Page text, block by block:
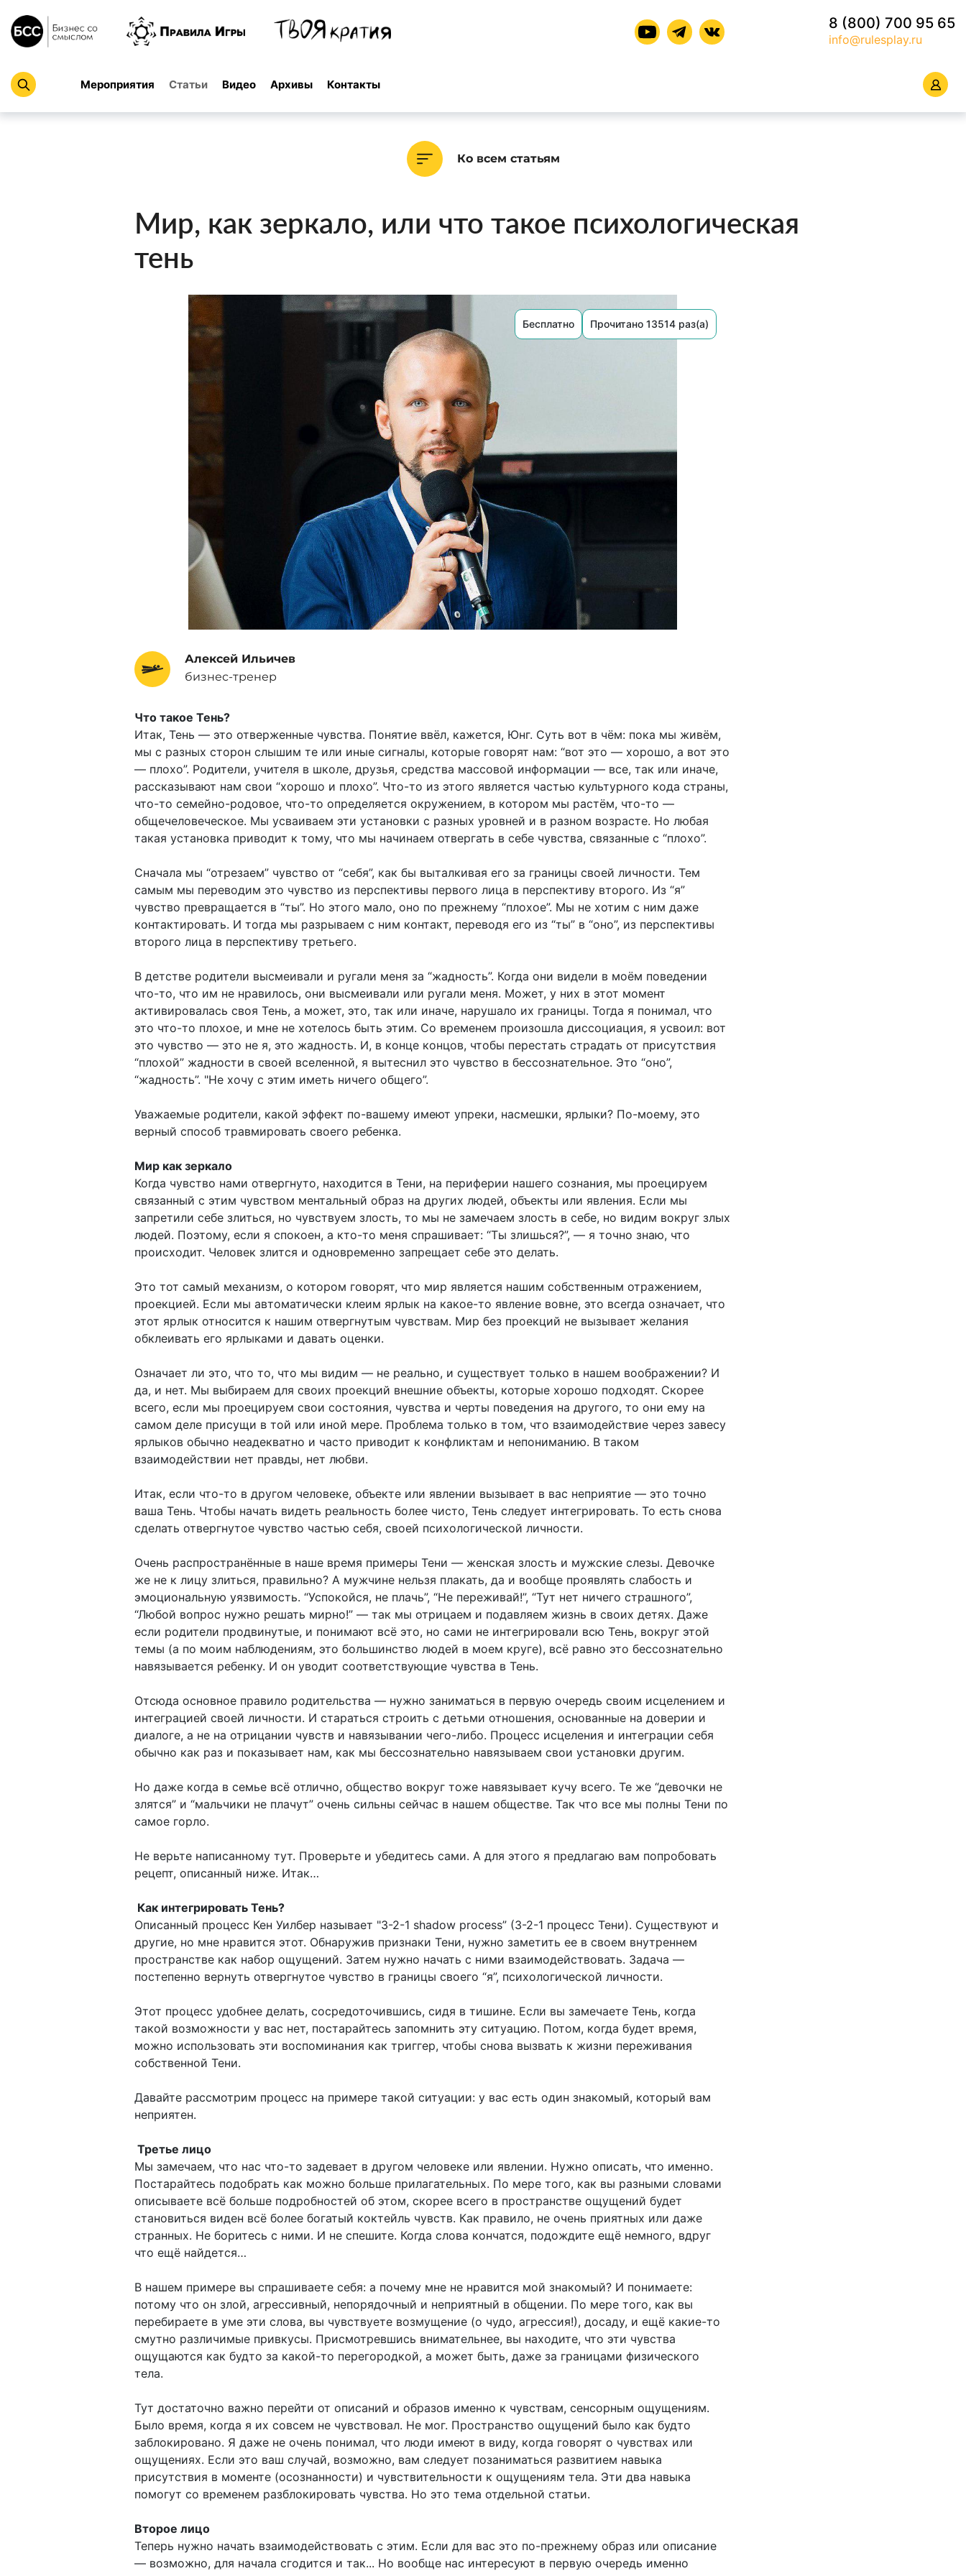
8 (800) 700 95 65
info@rulesplay.ru
Мероприятия Статьи Видео Архивы Контакты
Ко всем статьям
Мир, как зеркало, или что такое психологическая
тень
Бесплатно Прочитано 13514 раз(а)
Алексей Ильичев
бизнес-тренер
Что такое Тень?
Итак, Тень — это отверженные чувства. Понятие ввёл, кажется, Юнг. Суть вот в чём: пока мы живём,
мы с разных сторон слышим те или иные сигналы, которые говорят нам: “вот это — хорошо, а вот это
— плохо”. Родители, учителя в школе, друзья, средства массовой информации — все, так или иначе,
рассказывают нам свои “хорошо и плохо”. Что-то из этого является частью культурного кода страны,
что-то семейно-родовое, что-то определяется окружением, в котором мы растём, что-то —
общечеловеческое. Мы усваиваем эти установки с разных уровней и в разном возрасте. Но любая
такая установка приводит к тому, что мы начинаем отвергать в себе чувства, связанные с “плохо”.
Сначала мы “отрезаем” чувство от “себя”, как бы выталкивая его за границы своей личности. Тем
самым мы переводим это чувство из перспективы первого лица в перспективу второго. Из “я”
чувство превращается в “ты”. Но этого мало, оно по прежнему “плохое”. Мы не хотим с ним даже
контактировать. И тогда мы разрываем с ним контакт, переводя его из “ты” в “оно”, из перспективы
второго лица в перспективу третьего.
В детстве родители высмеивали и ругали меня за “жадность”. Когда они видели в моём поведении
что-то, что им не нравилось, они высмеивали или ругали меня. Может, у них в этот момент
активировалась своя Тень, а может, это, так или иначе, нарушало их границы. Тогда я понимал, что
это что-то плохое, и мне не хотелось быть этим. Со временем произошла диссоциация, я усвоил: вот
это чувство — это не я, это жадность. И, в конце концов, чтобы перестать страдать от присутствия
“плохой” жадности в своей вселенной, я вытеснил это чувство в бессознательное. Это “оно”,
“жадность”. "Не хочу с этим иметь ничего общего”.
Уважаемые родители, какой эффект по-вашему имеют упреки, насмешки, ярлыки? По-моему, это
верный способ травмировать своего ребенка.
Мир как зеркало
Когда чувство нами отвергнуто, находится в Тени, на периферии нашего сознания, мы проецируем
связанный с этим чувством ментальный образ на других людей, объекты или явления. Если мы
запретили себе злиться, но чувствуем злость, то мы не замечаем злость в себе, но видим вокруг злых
людей. Поэтому, если я спокоен, а кто-то меня спрашивает: “Ты злишься?”, — я точно знаю, что
происходит. Человек злится и одновременно запрещает себе это делать.
Это тот самый механизм, о котором говорят, что мир является нашим собственным отражением,
проекцией. Если мы автоматически клеим ярлык на какое-то явление вовне, это всегда означает, что
этот ярлык относится к нашим отвергнутым чувствам. Мир без проекций не вызывает желания
обклеивать его ярлыками и давать оценки.
Означает ли это, что то, что мы видим — не реально, и существует только в нашем воображении? И
да, и нет. Мы выбираем для своих проекций внешние объекты, которые хорошо подходят. Скорее
всего, если мы проецируем свои состояния, чувства и черты поведения на другого, то они ему на
самом деле присущи в той или иной мере. Проблема только в том, что взаимодействие через завесу
ярлыков обычно неадекватно и часто приводит к конфликтам и непониманию. В таком
взаимодействии нет правды, нет любви.
Итак, если что-то в другом человеке, объекте или явлении вызывает в вас неприятие — это точно
ваша Тень. Чтобы начать видеть реальность более чисто, Тень следует интегрировать. То есть снова
сделать отвергнутое чувство частью себя, своей психологической личности.
Очень распространённые в наше время примеры Тени — женская злость и мужские слезы. Девочке
же не к лицу злиться, правильно? А мужчине нельзя плакать, да и вообще проявлять слабость и
эмоциональную уязвимость. “Успокойся, не плачь”, “Не переживай!”, “Тут нет ничего страшного”,
“Любой вопрос нужно решать мирно!” — так мы отрицаем и подавляем жизнь в своих детях. Даже
если родители продвинутые, и понимают всё это, но сами не интегрировали всю Тень, вокруг этой
темы (а по моим наблюдениям, это большинство людей в моем круге), всё равно это бессознательно
навязывается ребенку. И он уводит соответствующие чувства в Тень.
Отсюда основное правило родительства — нужно заниматься в первую очередь своим исцелением и
интеграцией своей личности. И стараться строить с детьми отношения, основанные на доверии и
диалоге, а не на отрицании чувств и навязывании чего-либо. Процесс исцеления и интеграции себя
обычно как раз и показывает нам, как мы бессознательно навязываем свои установки другим.
Но даже когда в семье всё отлично, общество вокруг тоже навязывает кучу всего. Те же “девочки не
злятся” и “мальчики не плачут” очень сильны сейчас в нашем обществе. Так что все мы полны Тени по
самое горло.
Не верьте написанному тут. Проверьте и убедитесь сами. А для этого я предлагаю вам попробовать
рецепт, описанный ниже. Итак…
Как интегрировать Тень?
Описанный процесс Кен Уилбер называет "3-2-1 shadow process” (3-2-1 процесс Тени). Существуют и
другие, но мне нравится этот. Обнаружив признаки Тени, нужно заметить ее в своем внутреннем
пространстве как набор ощущений. Затем нужно начать с ними взаимодействовать. Задача —
постепенно вернуть отвергнутое чувство в границы своего “я”, психологической личности.
Этот процесс удобнее делать, сосредоточившись, сидя в тишине. Если вы замечаете Тень, когда
такой возможности у вас нет, постарайтесь запомнить эту ситуацию. Потом, когда будет время,
можно использовать эти воспоминания как триггер, чтобы снова вызвать к жизни переживания
собственной Тени.
Давайте рассмотрим процесс на примере такой ситуации: у вас есть один знакомый, который вам
неприятен.
Третье лицо
Мы замечаем, что нас что-то задевает в другом человеке или явлении. Нужно описать, что именно.
Постарайтесь подобрать как можно больше прилагательных. По мере того, как вы разными словами
описываете всё больше подробностей об этом, скорее всего в пространстве ощущений будет
становиться виден всё более богатый коктейль чувств. Как правило, не очень приятных или даже
странных. Не боритесь с ними. И не спешите. Когда слова кончатся, подождите ещё немного, вдруг
что ещё найдется…
В нашем примере вы спрашиваете себя: а почему мне не нравится мой знакомый? И понимаете:
потому что он злой, агрессивный, непорядочный и неприятный в общении. По мере того, как вы
перебираете в уме эти слова, вы чувствуете возмущение (о чудо, агрессия!), досаду, и ещё какие-то
смутно различимые привкусы. Присмотревшись внимательнее, вы находите, что эти чувства
ощущаются как будто за какой-то перегородкой, а может быть, даже за границами физического
тела.
Тут достаточно важно перейти от описаний и образов именно к чувствам, сенсорным ощущениям.
Было время, когда я их совсем не чувствовал. Не мог. Пространство ощущений было как будто
заблокировано. Я даже не очень понимал, что люди имеют в виду, когда говорят о чувствах или
ощущениях. Если это ваш случай, возможно, вам следует позаниматься развитием навыка
присутствия в моменте (осознанности) и чувствительности к ощущениям тела. Эти два навыка
помогут со временем разблокировать чувства. Но это тема отдельной статьи.
Второе лицо
Теперь нужно начать взаимодействовать с этим. Если для вас это по-прежнему образ или описание
— возможно, для начала сгодится и так... Но вообще нас интересуют в первую очередь именно